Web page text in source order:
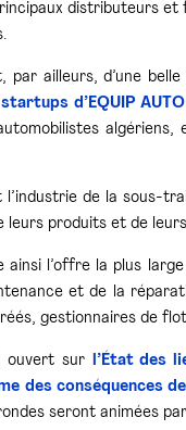
distributeurs
par ailleurs, d’une
d’EQUIP
l’industrie de la sous-
leurs produits et de
ainsi l’offre la plus
et de la
gestionnaires de
ouvert sur l’État des
des conséquences
seront animées